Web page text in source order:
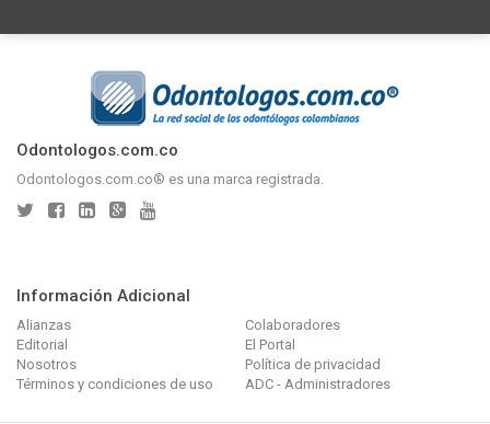
Odontologos.com.co
Odontologos.com.co® es una marca registrada.
Información Adicional
Alianzas
Colaboradores
Editorial
El Portal
Nosotros
Política de privacidad
Términos y condiciones de uso
ADC - Administradores